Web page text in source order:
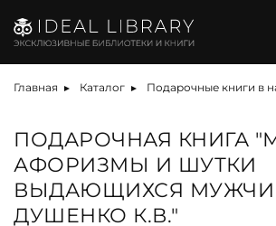
Главная Каталог Подарочные книги в
ПОДАРОЧНАЯ КНИГА
АФОРИЗМЫ И ШУТКИ
ВЫДАЮЩИХСЯ
ДУШЕНКО К.В."